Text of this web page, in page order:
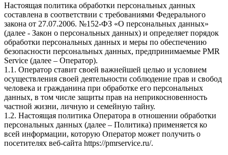
Настоящая политика обработки персональных данных
составлена в соответствии с требованиями Федерального
закона от 27.07.2006. №152-ФЗ «О персональных данных»
(далее - Закон о персональных данных) и определяет порядок
обработки персональных данных и меры по обеспечению
безопасности персональных данных, предпринимаемые PMR
Service (далее – Оператор).
1.1. Оператор ставит своей важнейшей целью и условием
осуществления своей деятельности соблюдение прав и свобод
человека и гражданина при обработке его персональных
данных, в том числе защиты прав на неприкосновенность
частной жизни, личную и семейную тайну.
1.2. Настоящая политика Оператора в отношении обработки
персональных данных (далее – Политика) применяется ко
всей информации, которую Оператор может получить о
посетителях веб-сайта https://pmrservice.ru/.